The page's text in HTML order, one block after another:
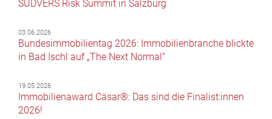
SÜDVERS Risk Summit in Salzburg
03.06.2026
Bundesimmobilientag 2026: Immobilienbranche blickte
in Bad Ischl auf „The Next Normal“
19.05.2026
Immobilienaward Cäsar®: Das sind die Finalist:innen
2026!